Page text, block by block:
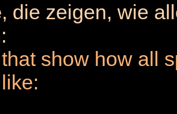
, die zeigen, wie
that show how all